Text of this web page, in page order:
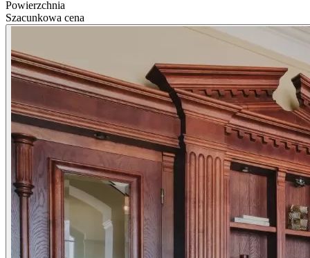
Powierzchnia
Szacunkowa cena